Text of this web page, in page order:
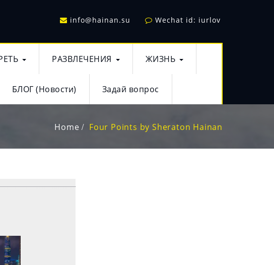
info@hainan.su Wechat id: iurlov
РАЗВЛЕЧЕНИЯ ЖИЗНЬ
БЛОГ (Новости) Задай вопрос
Home Four Points by Sheraton Hainan